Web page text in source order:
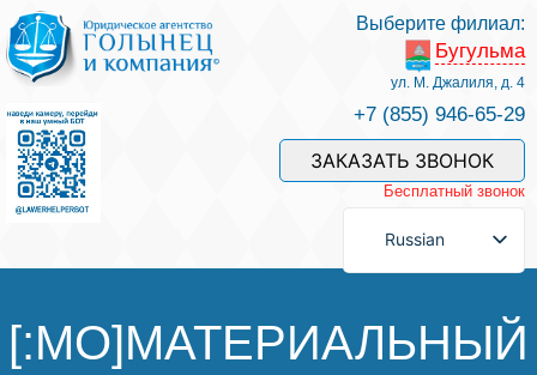
Услуги и наши специалисты
Оплата услуг
Задать вопрос
Выберите филиал:
Бугульма
ул. М. Джалиля, д. 4
+7 (855) 946-65-29
ЗАКАЗАТЬ ЗВОНОК
Бесплатный звонок
Russian
[:MO]МАТЕРИАЛЬНЫЙ